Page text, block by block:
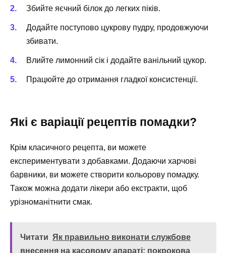
Збийте яєчний білок до легких піків.
Додайте поступово цукрову пудру, продовжуючи
збивати.
Влийте лимонний сік і додайте ванільний цукор.
Працюйте до отримання гладкої консистенції.
Які є варіації рецептів помадки?
Крім класичного рецепта, ви можете
експериментувати з добавками. Додаючи харчові
барвники, ви можете створити кольорову помадку.
Також можна додати лікери або екстракти, щоб
урізноманітнити смак.
Читати Як правильно виконати службове
внесення на касовому апараті: покрокова